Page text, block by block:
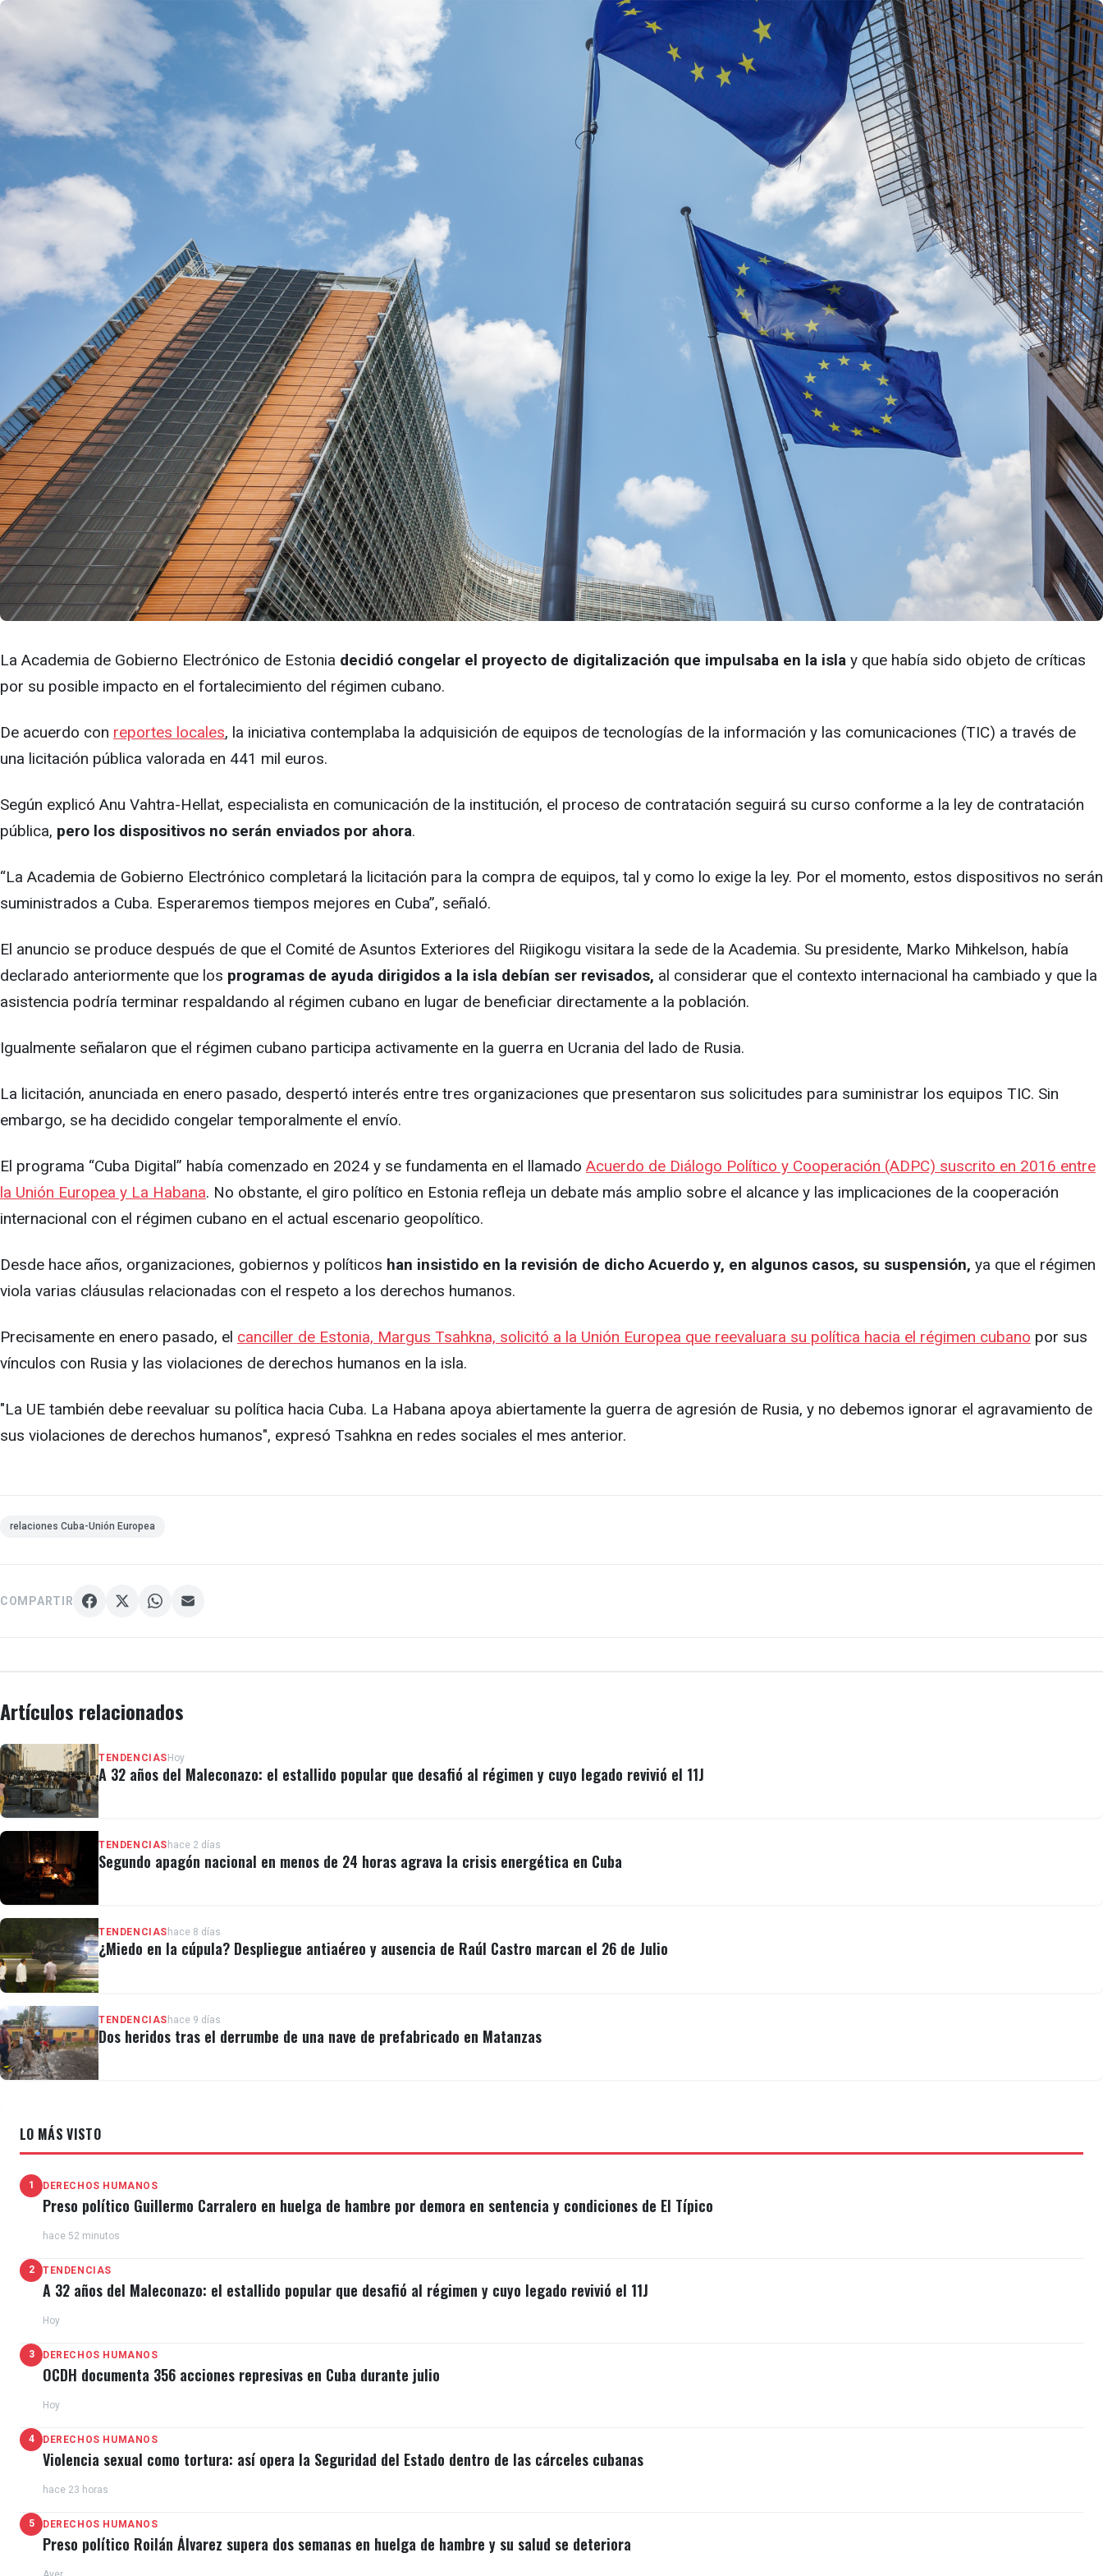
La Academia de Gobierno Electrónico de Estonia decidió congelar el proyecto de digitalización que impulsaba en la isla y que había sido objeto de críticas
por su posible impacto en el fortalecimiento del régimen cubano.
De acuerdo con reportes locales, la iniciativa contemplaba la adquisición de equipos de tecnologías de la información y las comunicaciones (TIC) a través de
una licitación pública valorada en 441 mil euros.
Según explicó Anu Vahtra-Hellat, especialista en comunicación de la institución, el proceso de contratación seguirá su curso conforme a la ley de contratación
pública, pero los dispositivos no serán enviados por ahora.
“La Academia de Gobierno Electrónico completará la licitación para la compra de equipos, tal y como lo exige la ley. Por el momento, estos dispositivos no serán
suministrados a Cuba. Esperaremos tiempos mejores en Cuba”, señaló.
El anuncio se produce después de que el Comité de Asuntos Exteriores del Riigikogu visitara la sede de la Academia. Su presidente, Marko Mihkelson, había
declarado anteriormente que los programas de ayuda dirigidos a la isla debían ser revisados, al considerar que el contexto internacional ha cambiado y que la
asistencia podría terminar respaldando al régimen cubano en lugar de beneficiar directamente a la población.
Igualmente señalaron que el régimen cubano participa activamente en la guerra en Ucrania del lado de Rusia.
La licitación, anunciada en enero pasado, despertó interés entre tres organizaciones que presentaron sus solicitudes para suministrar los equipos TIC. Sin
embargo, se ha decidido congelar temporalmente el envío.
El programa “Cuba Digital” había comenzado en 2024 y se fundamenta en el llamado Acuerdo de Diálogo Político y Cooperación (ADPC) suscrito en 2016 entre
la Unión Europea y La Habana. No obstante, el giro político en Estonia refleja un debate más amplio sobre el alcance y las implicaciones de la cooperación
internacional con el régimen cubano en el actual escenario geopolítico.
Desde hace años, organizaciones, gobiernos y políticos han insistido en la revisión de dicho Acuerdo y, en algunos casos, su suspensión, ya que el régimen
viola varias cláusulas relacionadas con el respeto a los derechos humanos.
Precisamente en enero pasado, el canciller de Estonia, Margus Tsahkna, solicitó a la Unión Europea que reevaluara su política hacia el régimen cubano por sus
vínculos con Rusia y las violaciones de derechos humanos en la isla.
"La UE también debe reevaluar su política hacia Cuba. La Habana apoya abiertamente la guerra de agresión de Rusia, y no debemos ignorar el agravamiento de
sus violaciones de derechos humanos", expresó Tsahkna en redes sociales el mes anterior.
relaciones Cuba-Unión Europea
COMPARTIR
Artículos relacionados
TENDENCIAS Hoy
A 32 años del Maleconazo: el estallido popular que desafió al régimen y cuyo legado revivió el 11J
TENDENCIAS hace 2 días
Segundo apagón nacional en menos de 24 horas agrava la crisis energética en Cuba
TENDENCIAS hace 8 días
¿Miedo en la cúpula? Despliegue antiaéreo y ausencia de Raúl Castro marcan el 26 de Julio
TENDENCIAS hace 9 días
Dos heridos tras el derrumbe de una nave de prefabricado en Matanzas
LO MÁS VISTO
1 DERECHOS HUMANOS
Preso político Guillermo Carralero en huelga de hambre por demora en sentencia y condiciones de El Típico
hace 52 minutos
2 TENDENCIAS
A 32 años del Maleconazo: el estallido popular que desafió al régimen y cuyo legado revivió el 11J
Hoy
3 DERECHOS HUMANOS
OCDH documenta 356 acciones represivas en Cuba durante julio
Hoy
4 DERECHOS HUMANOS
Violencia sexual como tortura: así opera la Seguridad del Estado dentro de las cárceles cubanas
hace 23 horas
5 DERECHOS HUMANOS
Preso político Roilán Álvarez supera dos semanas en huelga de hambre y su salud se deteriora